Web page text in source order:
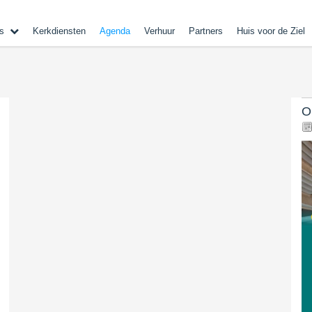
Kerkdiensten Agenda Verhuur Partners Huis voor de Ziel